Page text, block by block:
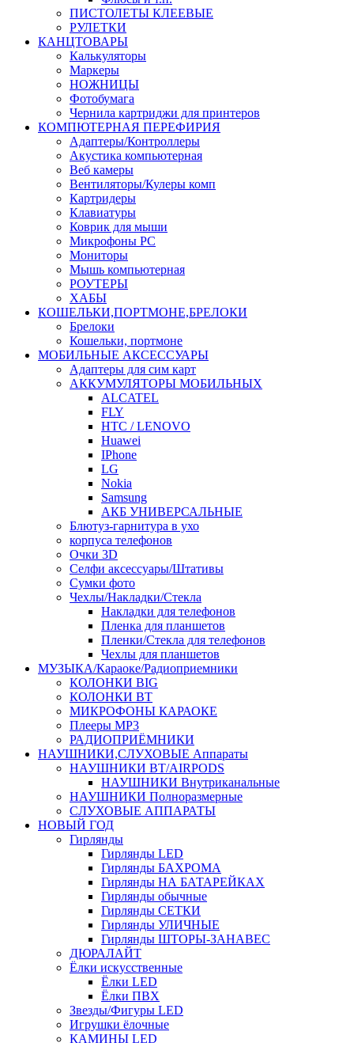
ПИСТОЛЕТЫ КЛЕЕВЫЕ
РУЛЕТКИ
КАНЦТОВАРЫ
Калькуляторы
Маркеры
НОЖНИЦЫ
Фотобумага
Чернила картриджи для принтеров
КОМПЮТЕРНАЯ ПЕРЕФИРИЯ
Адаптеры/Контроллеры
Акустика компьютерная
Веб камеры
Вентиляторы/Кулеры комп
Картридеры
Клавиатуры
Коврик для мыши
Микрофоны PC
Мониторы
Мышь компьютерная
РОУТЕРЫ
ХАБЫ
КОШЕЛЬКИ,ПОРТМОНЕ,БРЕЛОКИ
Брелоки
Кошельки, портмоне
МОБИЛЬНЫЕ АКСЕССУАРЫ
Адаптеры для сим карт
АККУМУЛЯТОРЫ МОБИЛЬНЫХ
ALCATEL
FLY
HTC / LENOVO
Huawei
IPhone
LG
Nokia
Samsung
АКБ УНИВЕРСАЛЬНЫЕ
Блютуз-гарнитура в ухо
корпуса телефонов
Очки 3D
Селфи аксессуары/Штативы
Сумки фото
Чехлы/Накладки/Стекла
Накладки для телефонов
Пленка для планшетов
Пленки/Стекла для телефонов
Чехлы для планшетов
МУЗЫКА/Караоке/Радиоприемники
КОЛОНКИ BIG
КОЛОНКИ BT
МИКРОФОНЫ КАРАОКЕ
Плееры MP3
РАДИОПРИЁМНИКИ
НАУШНИКИ,СЛУХОВЫЕ Аппараты
НАУШНИКИ BT/AIRPODS
НАУШНИКИ Внутриканальные
НАУШНИКИ Полноразмерные
СЛУХОВЫЕ АППАРАТЫ
НОВЫЙ ГОД
Гирлянды
Гирлянды LED
Гирлянды БАХРОМА
Гирлянды НА БАТАРЕЙКАХ
Гирлянды обычные
Гирлянды СЕТКИ
Гирлянды УЛИЧНЫЕ
Гирлянды ШТОРЫ-ЗАНАВЕС
ДЮРАЛАЙТ
Ёлки искусственные
Ёлки LED
Ёлки ПВХ
Звезды/Фигуры LED
Игрушки ёлочные
КАМИНЫ LED